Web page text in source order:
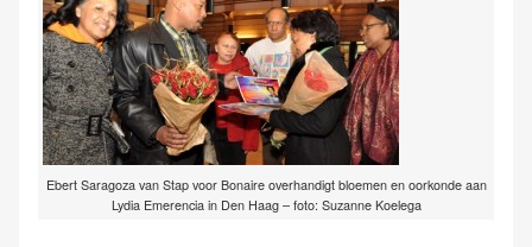
Ebert Saragoza van Stap voor Bonaire overhandigt bloemen en oorkonde aan
Lydia Emerencia in Den Haag – foto: Suzanne Koelega